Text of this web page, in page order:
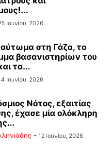
Ιουνίου, 2026
στη Γάζα, το
βασανιστηρίων του
τα...
Ιουνίου, 2026
Νότος, εξαιτίας
έχασε μία ολόκληρη
- 12 Ιουνίου, 2026